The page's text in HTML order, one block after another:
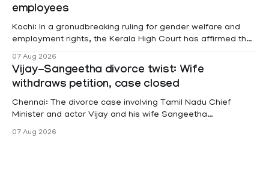
employees
Kochi: In a gronudbreaking ruling for gender welfare and
employment rights, the Kerala High Court has affirmed that
female contractual staff employed in government-funded
projects are eligible for paid medical leave following
hysterectomy surgery under the Kerala Service Rules
(KSR). The court noted that since essential benefits like
maternity
07 Aug 2026
Vijay-Sangeetha divorce twist: Wife
withdraws petition, case closed
Chennai: The divorce case involving Tamil Nadu Chief
Minister and actor Vijay and his wife Sangeetha
Sowrnalingam has taken a new turn after Sangeetha
Sowrnalingam has taken a new turn after Sangeetha
07 Aug 2026